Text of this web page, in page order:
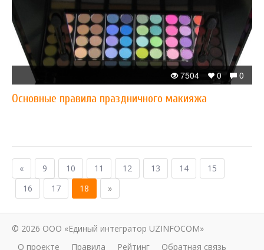
0
0
7504
Основные правила праздничного макияжа
« 9 10 11 12 13 14
15
16
17 18 »
© 2026 ООО «Единый интегратор UZINFOCOM»
О проекте
Правила Рейтинг Обратная связь